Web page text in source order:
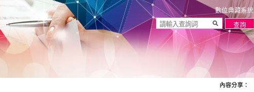
數位典藏系統
內容分享：